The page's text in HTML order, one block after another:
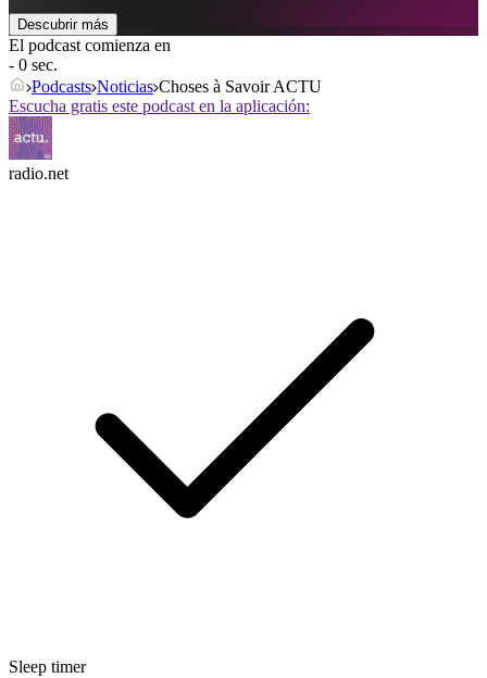
Descubrir más
El podcast comienza en
- 0 sec.
Podcasts Noticias Choses à Savoir ACTU
Escucha gratis este podcast en la aplicación:
radio.net
Sleep timer